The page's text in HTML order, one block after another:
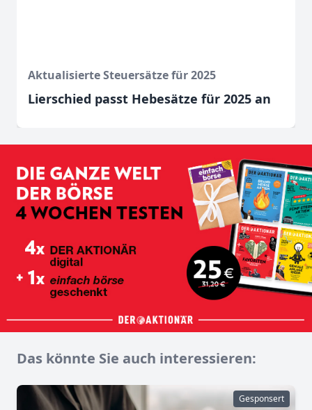
Aktualisierte Steuersätze für 2025
Lierschied passt Hebesätze für 2025 an
Das könnte Sie auch interessieren:
Gesponsert